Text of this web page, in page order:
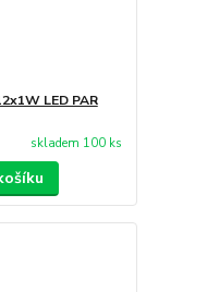
LED PAR
skladem 100 ks